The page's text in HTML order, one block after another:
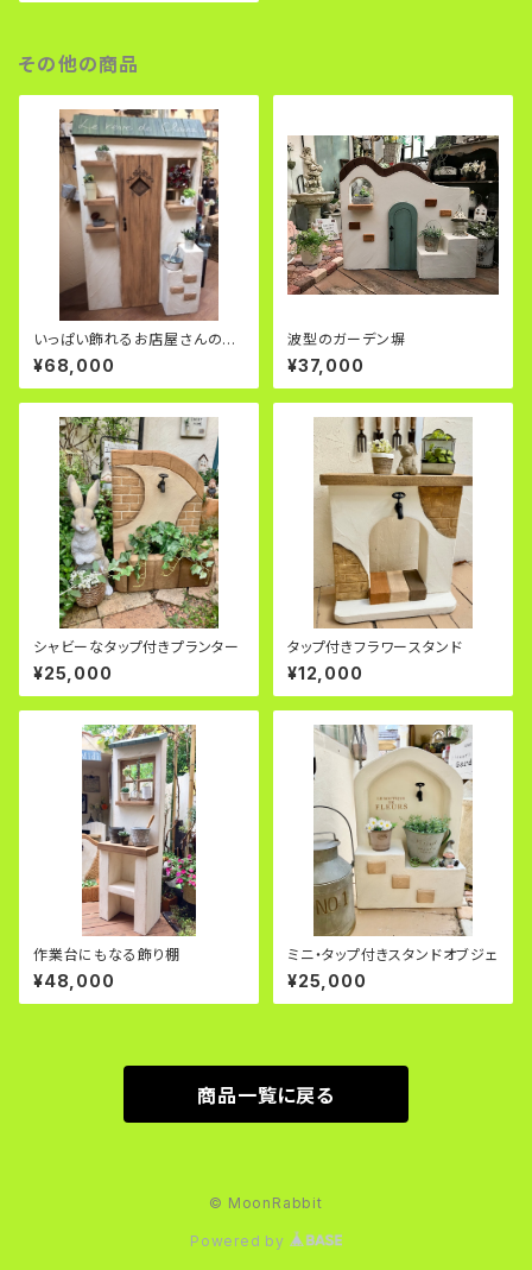
その他の商品
いっぱい飾れるお店屋さんのよ
うな塀
¥68,000
波型のガーデン塀
¥37,000
シャビーなタップ付きプランター
¥25,000
タップ付きフラワースタンド
¥12,000
作業台にもなる飾り棚
¥48,000
ミニ・タップ付きスタンドオブジェ
¥25,000
商品一覧に戻る
© MoonRabbit
Powered by